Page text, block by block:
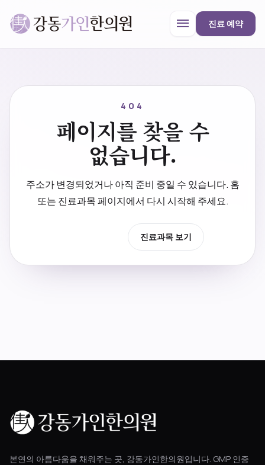
menu 진료 예약
한의원 안내
진료과목
404
페이지를 찾을 수
없습니다.
주소가 변경되었거나 아직 준비 중일 수 있습니다. 홈
또는 진료과목 페이지에서 다시 시작해 주세요.
진료과목 보기
본연의 아름다움을 채워주는 곳, 강동가인한의원입니다. GMP 인증